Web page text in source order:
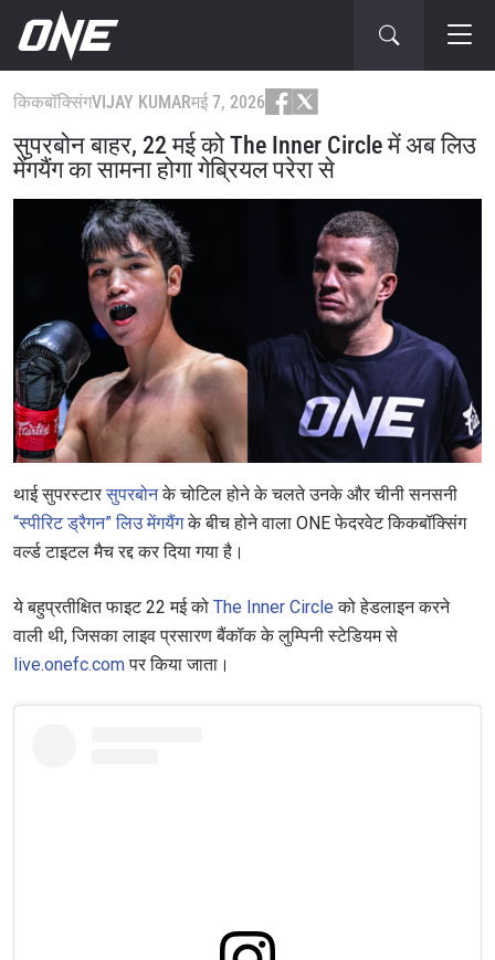
किकबॉक्सिंगVIJAY KUMARमई 7, 2026
सुपरबोन बाहर, 22 मई को The Inner Circle में अब लिउ
मेंगयैंग का सामना होगा गेब्रियल परेरा से
थाई सुपरस्टारसुपरबोनके चोटिल होने के चलते उनके और चीनी सनसनी
“स्पीरिट ड्रैगन” लिउ मेंगयैंगके बीच होने वाला ONE फेदरवेट किकबॉक्सिंग
वर्ल्ड टाइटल मैच रद्द कर दिया गया है।
ये बहुप्रतीक्षित फाइट 22 मई को The Inner Circle को हेडलाइन करने
वाली थी, जिसका लाइव प्रसारण बैंकॉक के लुम्पिनी स्टेडियम से
live.onefc.comपर किया जाता।